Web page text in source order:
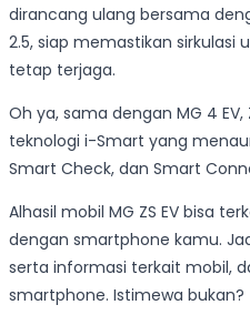
dirancang ulang bersama
2.5, siap memastikan sirkulasi
tetap terjaga.
Oh ya, sama dengan MG 4 EV,
teknologi i-Smart yang
Smart Check, dan Smart
Alhasil mobil MG ZS EV bisa
dengan smartphone kamu.
serta informasi terkait mobil,
smartphone. Istimewa bukan?